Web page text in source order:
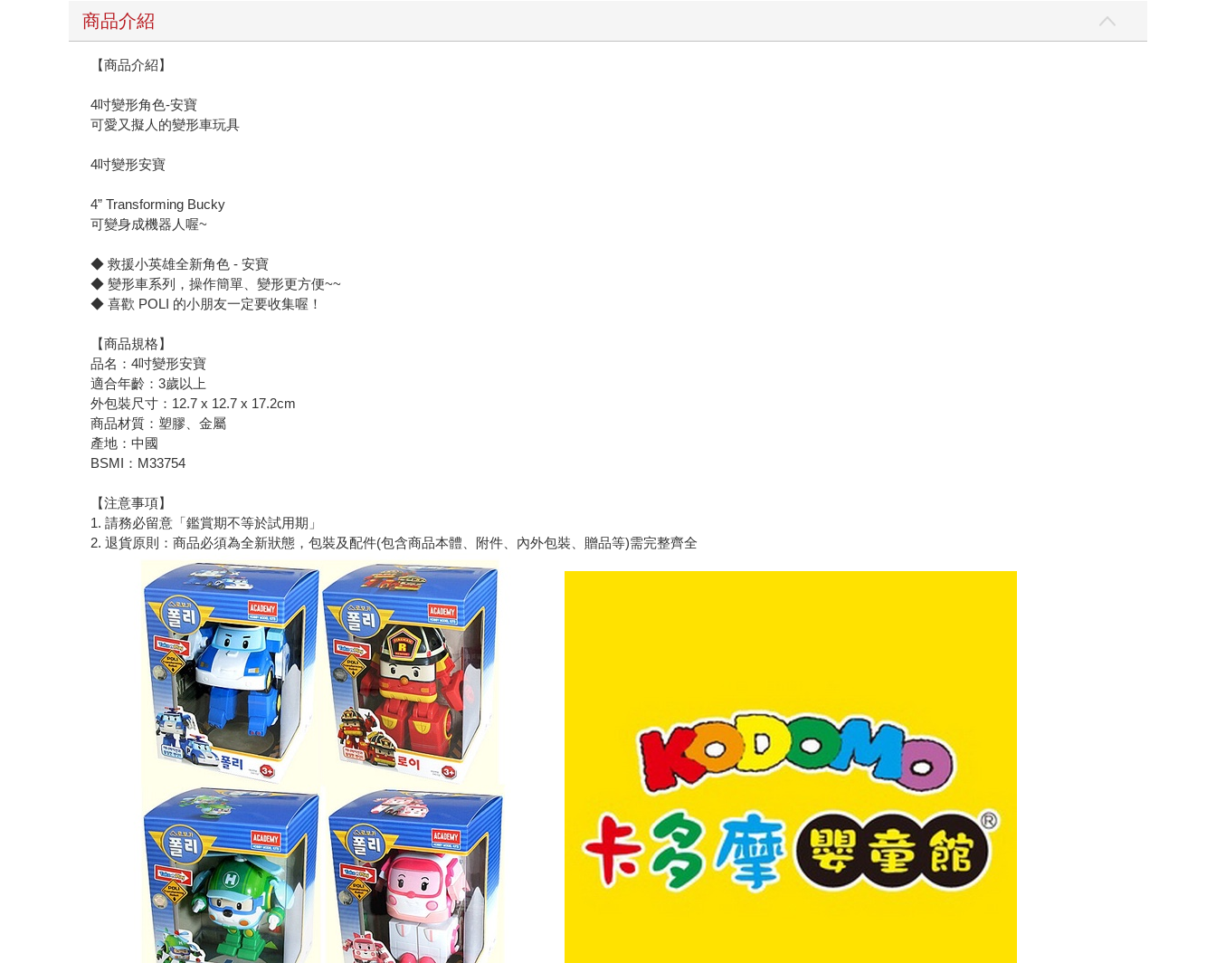
商品介紹
【商品介紹】
4吋變形角色-安寶
可愛又擬人的變形車玩具
4吋變形安寶
4” Transforming Bucky
可變身成機器人喔~
◆ 救援小英雄全新角色 - 安寶
◆ 變形車系列，操作簡單、變形更方便~~
◆ 喜歡 POLI 的小朋友一定要收集喔！
【商品規格】
品名：4吋變形安寶
適合年齡：3歲以上
外包裝尺寸：12.7 x 12.7 x 17.2cm
商品材質：塑膠、金屬
產地：中國
BSMI：M33754
【注意事項】
1. 請務必留意「鑑賞期不等於試用期」
2. 退貨原則：商品必須為全新狀態，包裝及配件(包含商品本體、附件、內外包裝、贈品等)需完整齊全